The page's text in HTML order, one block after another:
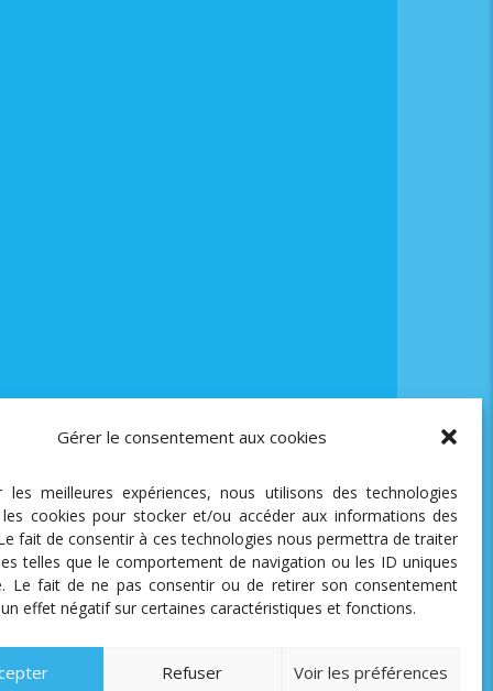
Gérer le consentement aux cookies
les meilleures expériences, nous utilisons des technologies
cookies pour stocker et/ou accéder aux informations des
fait de consentir à ces technologies nous permettra de traiter
telles que le comportement de navigation ou les ID uniques
Le fait de ne pas consentir ou de retirer son consentement
effet négatif sur certaines caractéristiques et fonctions.
Refuser Voir les préférences